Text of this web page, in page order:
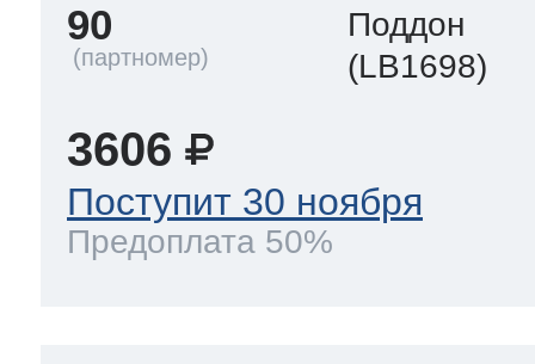
90
Поддон
(LB1698)
3606
Поступит 30 ноября
Предоплата 50%